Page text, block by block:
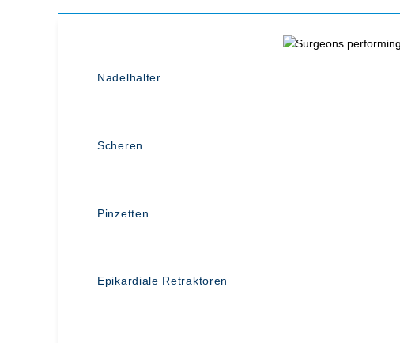
Nadelhalter
Scheren
Pinzetten
Epikardiale Retraktoren